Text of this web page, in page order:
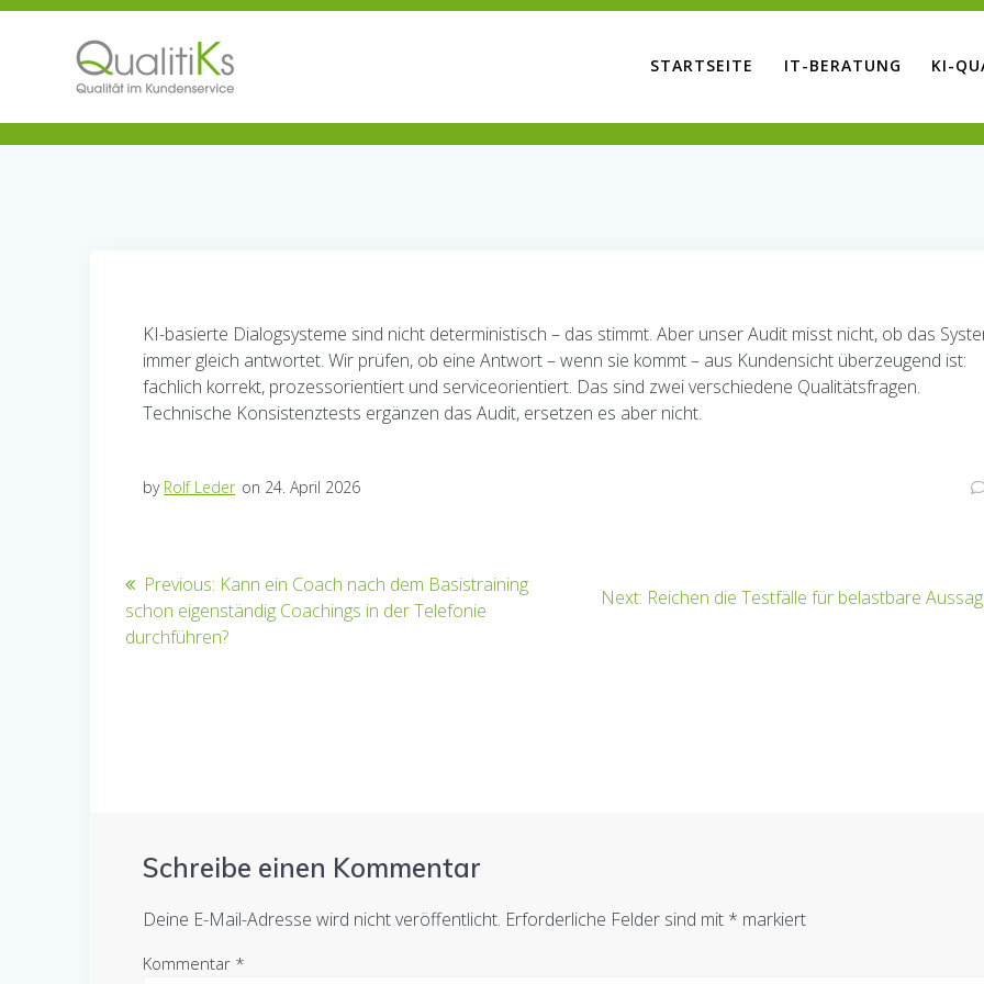
Skip
STARTSEITE IT-BERATUNG KI-
KI-basierte Dialogsysteme sind nicht deterministisch – das stimmt. Aber unser Audit misst nicht, ob das
immer gleich antwortet. Wir prüfen, ob eine Antwort – wenn sie kommt – aus Kundensicht überzeugend ist:
fachlich korrekt, prozessorientiert und serviceorientiert. Das sind zwei verschiedene Qualitätsfragen.
Technische Konsistenztests ergänzen das Audit, ersetzen es aber nicht.
by Rolf Leder on 24. April 2026
Beitragsnavigation
Previous: Previous
post:
Kann ein Coach nach dem Basistraining
schon eigenständig Coachings in der Telefonie
durchführen?
Next: Next
Reichen die Testfälle für belastbare
Schreibe einen Kommentar
Deine E-Mail-Adresse wird nicht veröffentlicht. Erforderliche Felder sind mit * markiert
Kommentar *